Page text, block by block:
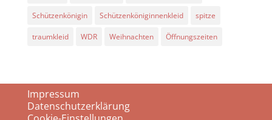
Schützenkönigin Schützenköniginnenkleid spitze
traumkleid WDR Weihnachten Öffnungszeiten
Impressum
Datenschutzerklärung